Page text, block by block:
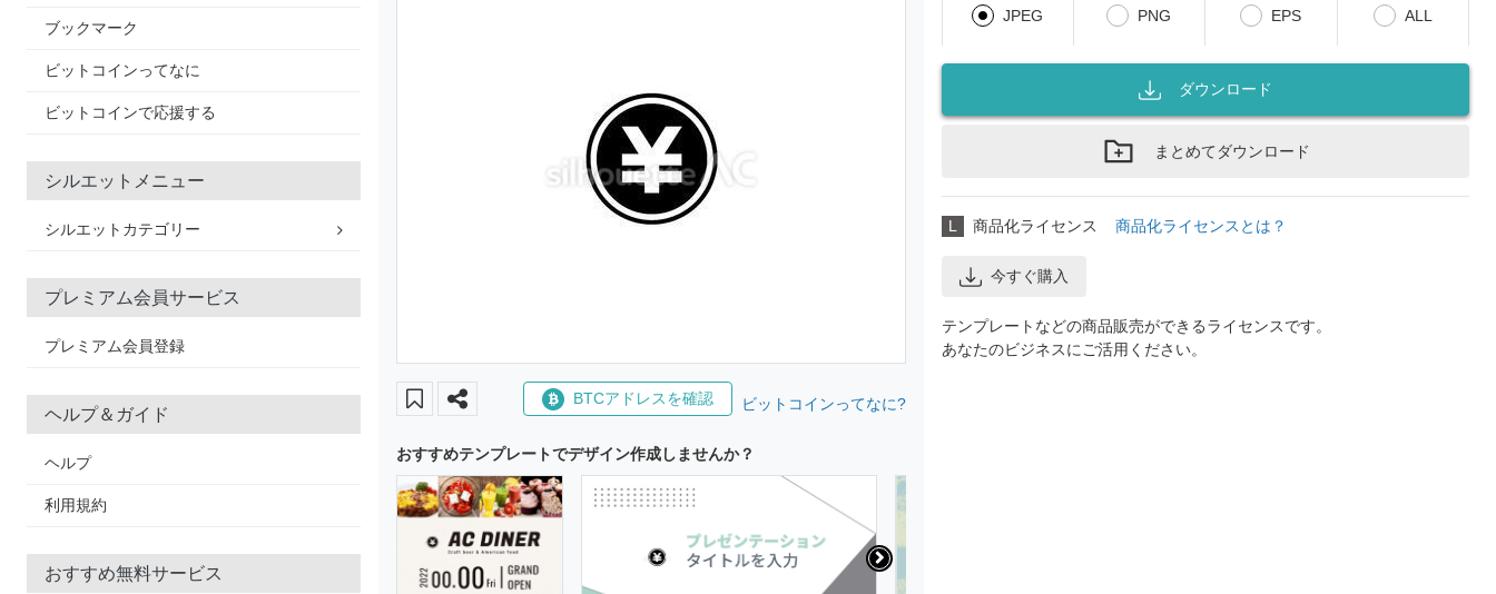
ブックマーク
ビットコインってなに
ビットコインで応援する
シルエットメニュー
シルエットカテゴリー
プレミアム会員サービス
プレミアム会員登録
ヘルプ＆ガイド
ヘルプ
利用規約
おすすめ無料サービス
BTCアドレスを確認 ビットコインってなに?
おすすめテンプレートでデザイン作成しませんか？
JPEG PNG EPS ALL
ダウンロード
まとめてダウンロード
L 商品化ライセンス 商品化ライセンスとは？
今すぐ購入
テンプレートなどの商品販売ができるライセンスです。
あなたのビジネスにご活用ください。